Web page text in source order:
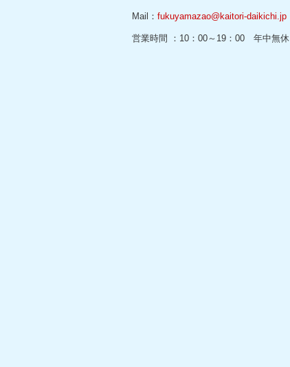
Mail： fukuyamazao@kaitori-daikichi.jp
営業時間 ：10：00～19：00 年中無休